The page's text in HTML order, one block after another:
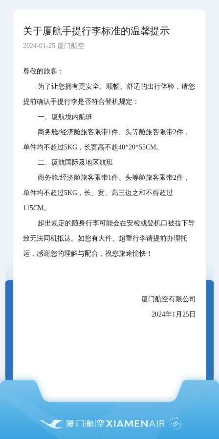
关于厦航手提行李标准的温馨提示
2024-01-25 厦门航空
尊敬的旅客：
为了让您拥有更安全、顺畅、舒适的出行体验，请您
提前确认手提行李是否符合登机规定：
一、厦航境内航班
商务舱/经济舱旅客限带1件、头等舱旅客限带2件，
单件均不超过5KG，长宽高不超40*20*55CM。
二、厦航国际及地区航班
商务舱/经济舱旅客限带1件、头等舱旅客限带2件，
单件均不超过5KG，长、宽、高三边之和不得超过
115CM。
超出规定的随身行李可能会在安检或登机口被拉下导
致无法同机抵达。如您有大件、超重行李请提前办理托
运，感谢您的理解与配合，祝您旅途愉快！
厦门航空有限公司
2024年1月25日